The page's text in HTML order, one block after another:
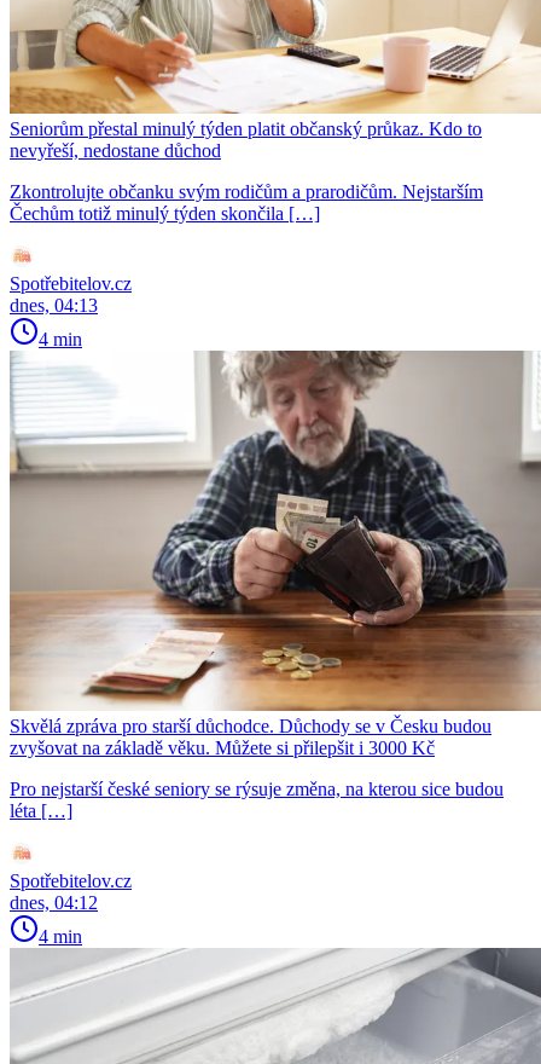
Seniorům přestal minulý týden platit občanský průkaz. Kdo to
nevyřeší, nedostane důchod
Zkontrolujte občanku svým rodičům a prarodičům. Nejstarším
Čechům totiž minulý týden skončila […]
Spotřebitelov.cz
dnes, 04:13
4 min
Skvělá zpráva pro starší důchodce. Důchody se v Česku budou
zvyšovat na základě věku. Můžete si přilepšit i 3000 Kč
Pro nejstarší české seniory se rýsuje změna, na kterou sice budou
léta […]
Spotřebitelov.cz
dnes, 04:12
4 min